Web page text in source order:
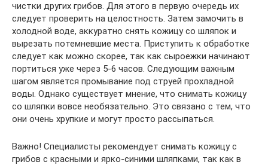
чистки других грибов. Для этого в первую очередь их
следует проверить на целостность. Затем замочить в
холодной воде, аккуратно снять кожицу со шляпок и
вырезать потемневшие места. Приступить к обработке
следует как можно скорее, так как сыроежки начинают
портиться уже через 5-6 часов. Следующим важным
шагом является промывание под струей прохладной
воды. Однако существует мнение, что снимать кожицу
со шляпки вовсе необязательно. Это связано с тем, что
они очень хрупкие и могут просто рассыпаться.
Важно! Специалисты рекомендует снимать кожицу с
грибов с красными и ярко-синими шляпками, так как в